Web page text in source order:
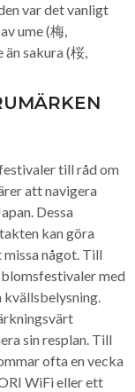
var det vanligt
ume (梅,
sakura (桜,
till råd om
att navigera
Dessa
kan göra
missa något. Till
med
sin resplan. Till
ofta en vecka
WiFi eller ett